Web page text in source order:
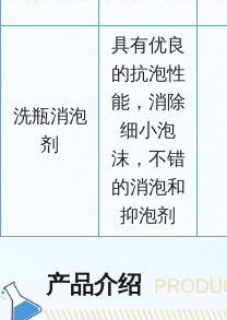
洗瓶消泡
剂
具有优良
的抗泡性
能，消除
细小泡
沫，不错
的消泡和
抑泡剂
产品介绍